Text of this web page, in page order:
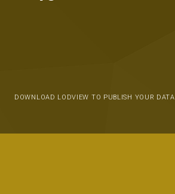
DOWNLOAD LODVIEW TO PUBLISH YOUR DATA